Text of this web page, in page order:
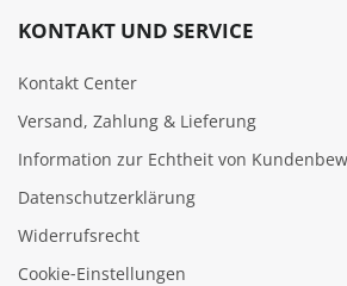
KONTAKT UND SERVICE
Kontakt Center
Versand, Zahlung & Lieferung
Information zur Echtheit von
Datenschutzerklärung
Widerrufsrecht
Cookie‑Einstellungen